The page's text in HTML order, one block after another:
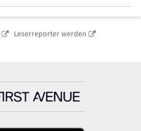
Leserreporter werden